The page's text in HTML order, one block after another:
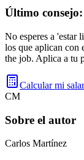
Último
No esperes a 'estar
los que aplican con
the job. Aplica a tu
Calcular mi
CM
Sobre el autor
Carlos Martínez